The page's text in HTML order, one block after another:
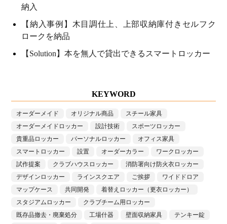
納入
【納入事例】木目調仕上、上部収納庫付きセルフク
ロークを納品
【Solution】本を無人で貸出できるスマートロッカー
KEYWORD
オーダーメイド オリジナル商品
スチール家具
オーダーメイドロッカー
設計技術
スポーツロッカー
貴重品ロッカー
パーソナルロッカー
オフィス家具
スマートロッカー
設置 オーダーカラー
ワークロッカー
試作提案
クラブハウスロッカー
消防署向け防火衣ロッカー
デザインロッカー
ラインスクエア ご挨拶
ワイドドロア
マップケース
共同開発
着替えロッカー（更衣ロッカー）
スタジアムロッカー
クラブチーム用ロッカー
既存品撤去・廃棄処分
工場什器 壁面収納家具 テンキー錠